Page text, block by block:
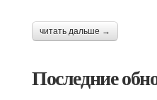
читать дальше →
Последние